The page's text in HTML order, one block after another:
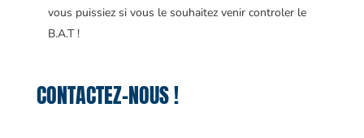
vous puissiez si vous le souhaitez venir controler le
B.A.T !
CONTACTEZ-NOUS !